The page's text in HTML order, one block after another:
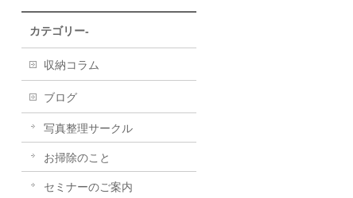
カテゴリー-
収納コラム
ブログ
写真整理サークル
お掃除のこと
セミナーのご案内